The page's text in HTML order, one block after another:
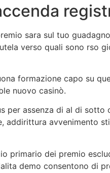
sara sul tuo
verso quali sono rso
formazione capo su
nuovo casinò.
per assenza di al di
addirittura avvenimento
primario dei premio
demo consentono di